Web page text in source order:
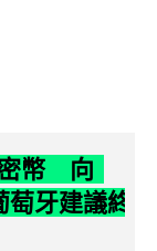
密幣 向
牙建議終